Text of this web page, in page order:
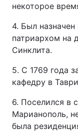
некоторое
4. Был
патриархом на
Синклита.
5. С 1769 года
кафедру в
6. Поселился в
Марианополь,
была